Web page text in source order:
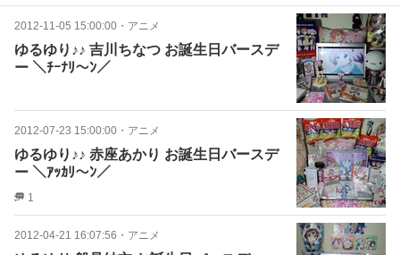
2012-11-05 15:00:00 ・ アニメ
ゆるゆり♪♪ 吉川ちなつ お誕生日バースデ
ー ＼ﾁｰﾅﾘ～ﾝ／
2012-07-23 15:00:00 ・ アニメ
ゆるゆり♪♪ 赤座あかり お誕生日バースデ
ー ＼ｱｯｶﾘ～ﾝ／
1
2012-04-21 16:07:56 ・ アニメ